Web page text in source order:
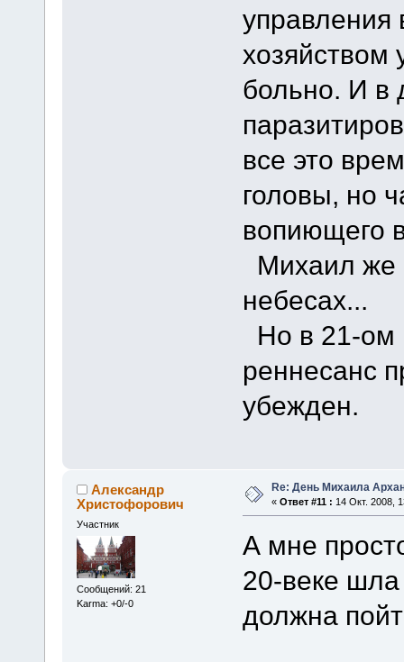
управления
хозяйством
больно. И в
все это
головы, но
вопиющего
Михаил же
небесах...
Но в 21-ом
реннесанс
убежден.
Александр
Христофорович
Участник
Сообщений: 21
Karma: +0/-0
Re: День Михаила
« Ответ #11 : 14 Окт. 2008,
А мне
20-веке
должна